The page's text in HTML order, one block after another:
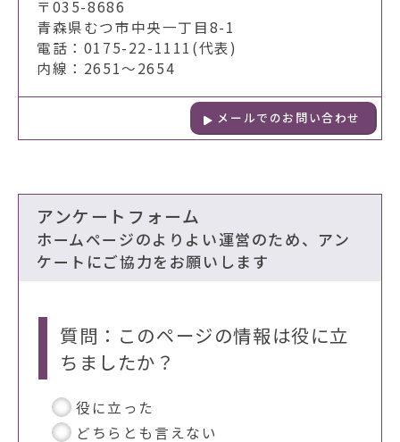
〒035-8686
青森県むつ市中央一丁目8-1
電話：0175-22-1111(代表)
内線：2651～2654
メールでのお問い合わせ
アンケートフォーム
ホームページのよりよい運営のため、アン
ケートにご協力をお願いします
質問：このページの情報は役に立
ちましたか？
役に立った
どちらとも言えない